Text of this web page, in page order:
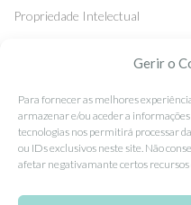
Gerir o
Para fornecer as melhores
armazenar e/ou aceder a
tecnologias nos permitirá processar
ou IDs exclusivos neste site. Não
afetar negativamante certos recursos
Propriedade Intelectual
CONDIÇÕES GERAIS
Politica de Privacidade
Termos e Condições